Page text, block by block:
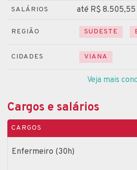
SALÁRIOS até R$ 8.505,55
REGIÃO SUDESTE
CIDADES VIANA
Veja mais
Cargos e salários
CARGOS
Enfermeiro (30h)